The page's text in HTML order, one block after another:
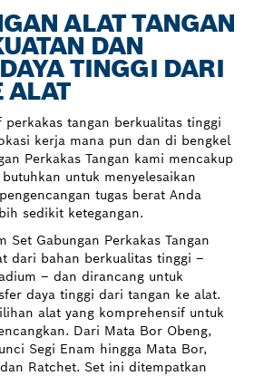
ALAT TANGAN
DAN
TINGGI DARI
ALAT
perkakas tangan berkualitas tinggi
kerja mana pun dan di bengkel
Perkakas Tangan kami mencakup
untuk menyelesaikan
tugas berat Anda
sedikit ketegangan.
Set Gabungan Perkakas Tangan
dari bahan berkualitas tinggi –
– dan dirancang untuk
daya tinggi dari tangan ke alat.
alat yang komprehensif untuk
Dari Mata Bor Obeng,
Segi Enam hingga Mata Bor,
Ratchet. Set ini ditempatkan